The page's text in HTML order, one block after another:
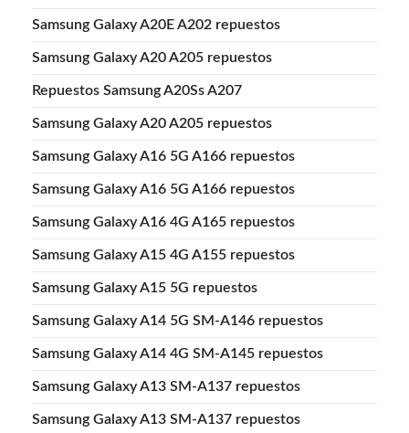
Samsung Galaxy A20E A202 repuestos
Samsung Galaxy A20 A205 repuestos
Repuestos Samsung A20Ss A207
Samsung Galaxy A20 A205 repuestos
Samsung Galaxy A16 5G A166 repuestos
Samsung Galaxy A16 5G A166 repuestos
Samsung Galaxy A16 4G A165 repuestos
Samsung Galaxy A15 4G A155 repuestos
Samsung Galaxy A15 5G repuestos
Samsung Galaxy A14 5G SM-A146 repuestos
Samsung Galaxy A14 4G SM-A145 repuestos
Samsung Galaxy A13 SM-A137 repuestos
Samsung Galaxy A13 SM-A137 repuestos